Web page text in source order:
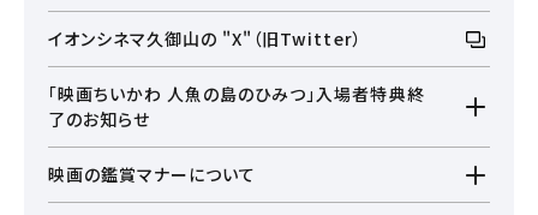
イオンシネマ久御山の "X"（旧Twitter）
「映画ちいかわ 人魚の島のひみつ」入場者特典終
了のお知らせ
終了いたしました。
あらかじめご了承くださいませ。
映画の鑑賞マナーについて